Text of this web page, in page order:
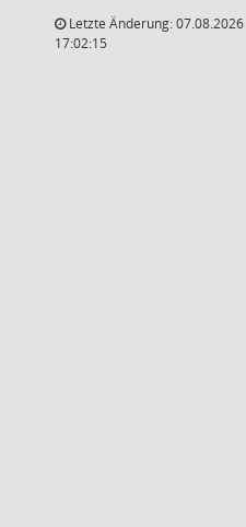
Letzte Änderung: 07.08.2026
17:02:15